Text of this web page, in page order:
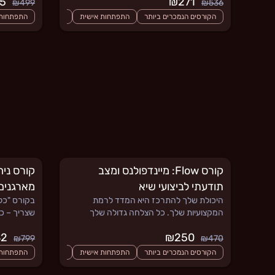
₪536
הקורסים הנמכרים ביותר התפתחות אישית קורסים חדשים
₪499
קורס Flow: מיינדפולנס ומצב
תודעתי לביצועי שיא
היכולת שלך להתרכז היא המדד לרמת
המקצועיות שלך. כל הצלחה גדולה שלך
זמן. אבל עם יד על הלב: כמה פעמים במהלך
היום הרגשת שהקשב שלך "בורח" ללא
שליטה?
₪470
הקורסים הנמכרים ביותר התפתחות אישית קורסים לבניית קריירה
קורס
בקורס
שצריך –
₪799